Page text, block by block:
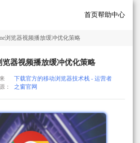
首页帮助中心
浏览器视频播放缓冲优化策略
览器视频播放缓冲优化策略
：
下载官方的移动浏览器技术栈 - 运营者
之窗官网